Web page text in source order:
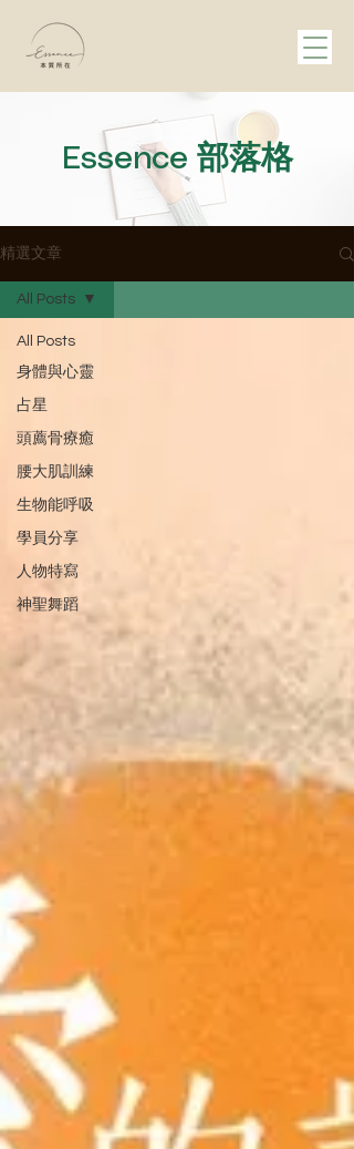
Essence 部落格
精選文章
All Posts
身體與心靈
占星
頭薦骨療癒
腰大肌訓練
生物能呼吸
學員分享
人物特寫
神聖舞蹈
All Posts